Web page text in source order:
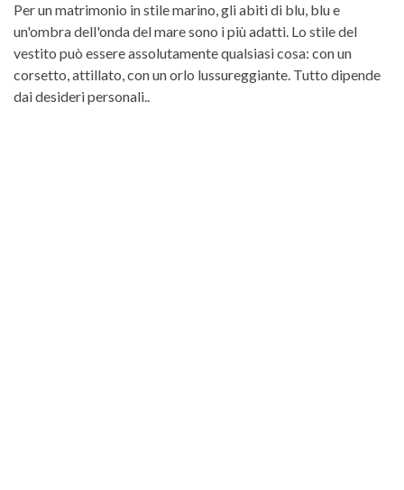
Per un matrimonio in stile marino, gli abiti di blu, blu e
un'ombra dell'onda del mare sono i più adatti. Lo stile del
vestito può essere assolutamente qualsiasi cosa: con un
corsetto, attillato, con un orlo lussureggiante. Tutto dipende
dai desideri personali..